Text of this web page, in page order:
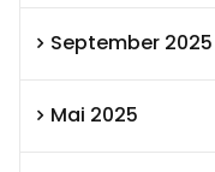
September 2025
Mai 2025